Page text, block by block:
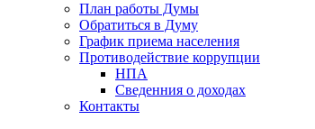
План работы Думы
Обратиться в Думу
График приема населения
Противодействие коррупции
НПА
Сведенния о доходах
Контакты